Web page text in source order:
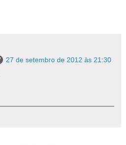
27 de setembro de 2012 às 21:30